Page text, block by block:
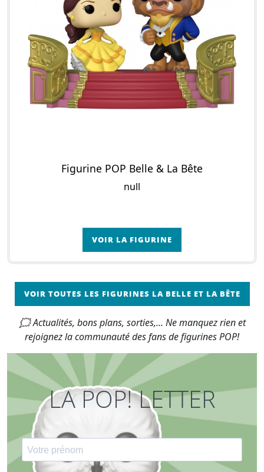
Figurine POP Belle & La Bête
null
VOIR LA FIGURINE
VOIR TOUTES LES FIGURINES LA BELLE ET LA BÊTE
🗯 Actualités, bons plans, sorties,... Ne manquez rien et
rejoignez la communauté des fans de figurines POP!
LA POP! LETTER